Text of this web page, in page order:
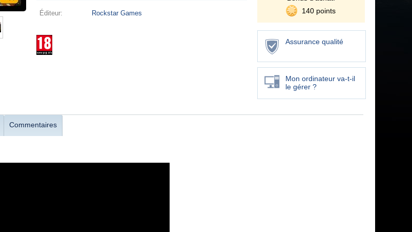
Éditeur: Rockstar Games
140 points
Assurance qualité
Mon ordinateur va-t-il
le gérer ?
Commentaires